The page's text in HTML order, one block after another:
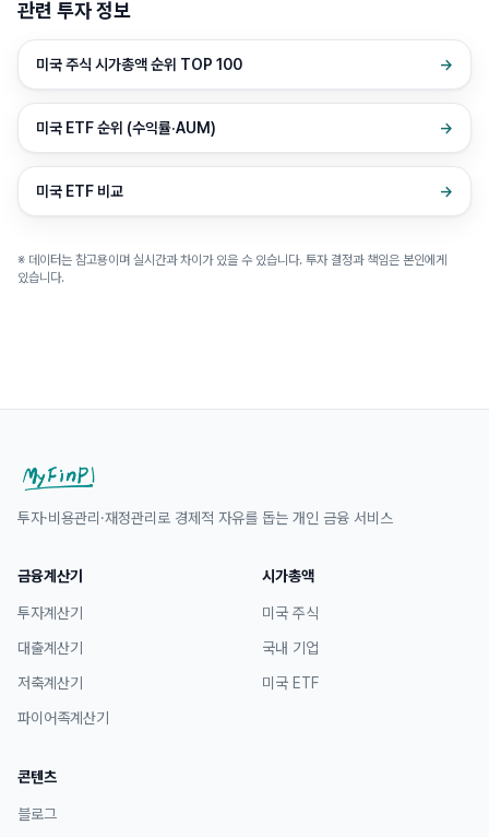
관련 투자 정보
미국 주식 시가총액 순위 TOP 100 →
미국 ETF 순위 (수익률·AUM) →
미국 ETF 비교 →
※ 데이터는 참고용이며 실시간과 차이가 있을 수 있습니다. 투자 결정과 책임은 본인에게
있습니다.
투자·비용관리·재정관리로 경제적 자유를 돕는 개인 금융 서비스
금융계산기
투자계산기
대출계산기
저축계산기
파이어족계산기
시가총액
미국 주식
국내 기업
미국 ETF
콘텐츠
블로그